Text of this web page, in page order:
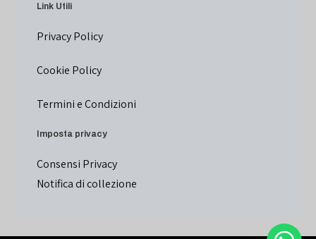
Link Utili
Privacy Policy
Cookie Policy
Termini e Condizioni
Imposta privacy
Consensi Privacy
Notifica di collezione